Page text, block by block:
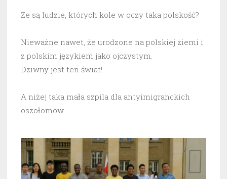
Że są ludzie, których kole w oczy taka polskość?
Nieważne nawet, że urodzone na polskiej ziemi i
z polskim językiem jako ojczystym.
Dziwny jest ten świat!
A niżej taka mała szpila dla antyimigranckich
oszołomów.